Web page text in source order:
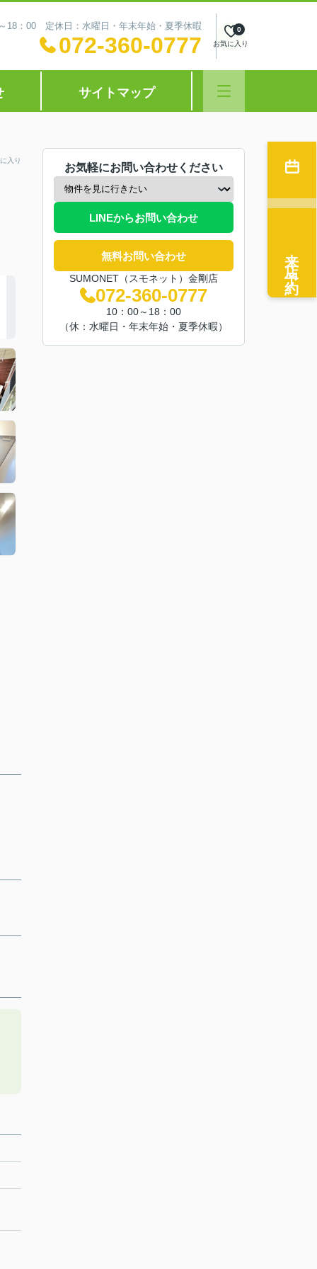
18：00 定休日：水曜日・年末年始・夏季休暇
072-360-0777 お気に入り
0
サイトマップ
入り
お気軽にお問い合わせください
LINEからお問い合わせ
無料お問い合わせ
SUMONET（スモネット）金剛店
072-360-0777
10：00～18：00
（休：水曜日・年末年始・夏季休暇）
来店予約